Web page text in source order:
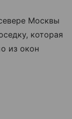
Москвы
которая
из окон